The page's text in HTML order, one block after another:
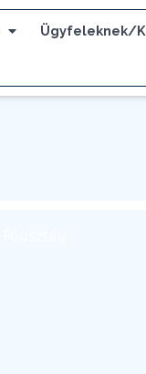
Ügyfeleknek/